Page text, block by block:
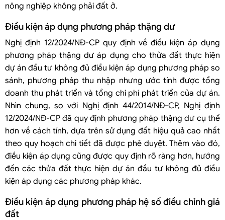
nông nghiệp không phải đất ở.
Điều kiện áp dụng phương pháp thặng dư
Nghị định 12/2024/NĐ-CP quy định về điều kiện áp dụng
phương pháp thặng dư áp dụng cho thửa đất thực hiện
dự án đầu tư không đủ điều kiện áp dụng phương pháp so
sánh, phương pháp thu nhập nhưng ước tính được tổng
doanh thu phát triển và tổng chi phí phát triển của dự án.
Nhìn chung, so với Nghị định 44/2014/NĐ-CP, Nghị định
12/2024/NĐ-CP đã quy định phương pháp thặng dư cụ thể
hơn về cách tính, dựa trên sử dụng đất hiệu quả cao nhất
theo quy hoạch chi tiết đã được phê duyệt. Thêm vào đó,
điều kiện áp dụng cũng được quy định rõ ràng hơn, hướng
đến các thửa đất thực hiện dự án đầu tư không đủ điều
kiện áp dụng các phương pháp khác.
Điều kiện áp dụng phương pháp hệ số điều chỉnh giá
đất